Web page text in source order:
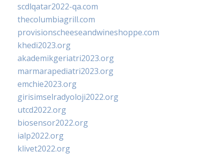
scdlqatar2022-qa.com
thecolumbiagrill.com
provisionscheeseandwineshoppe.com
khedi2023.org
akademikgeriatri2023.org
marmarapediatri2023.org
emchie2023.org
girisimselradyoloji2022.org
utcd2022.org
biosensor2022.org
ialp2022.org
klivet2022.org